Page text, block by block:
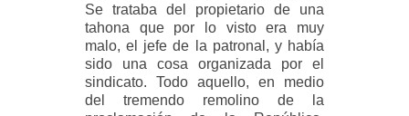
Se trataba del propietario de una
tahona que por lo visto era muy
malo, el jefe de la patronal, y había
sido una cosa organizada por el
sindicato. Todo aquello, en medio
del tremendo remolino de la